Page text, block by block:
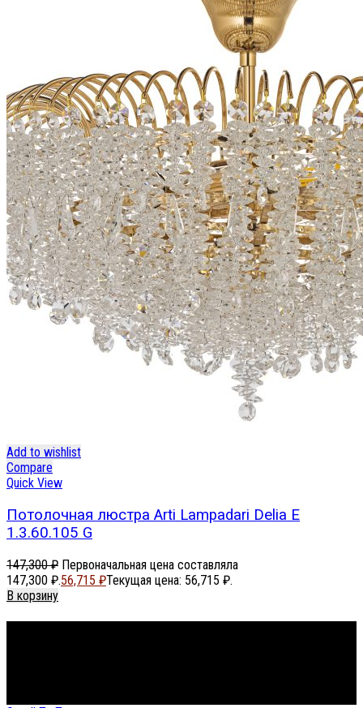
Add to wishlist
Compare
Quick View
Потолочная люстра Arti Lampadari Delia E
1.3.60.105 G
147,300₽ Первоначальная цена составляла
147,300 ₽.56,715 ₽Текущая цена: 56,715 ₽.
В корзину